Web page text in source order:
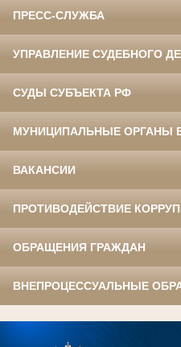
ПРЕСС-СЛУЖБА
УПРАВЛЕНИЕ СУДЕБНОГО
СУДЫ СУБЪЕКТА РФ
МУНИЦИПАЛЬНЫЕ ОРГАНЫ
ВАКАНСИИ
ПРОТИВОДЕЙСТВИЕ
ОБРАЩЕНИЯ ГРАЖДАН
ВНЕПРОЦЕССУАЛЬНЫЕ